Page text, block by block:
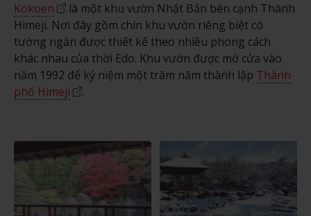
Kokoen
là một khu vườn Nhật Bản bên cạnh Thành
Himeji. Nơi đây gồm chín khu vườn riêng biệt có
tường ngăn được thiết kế theo nhiều phong cách
khác nhau của thời Edo. Khu vườn được mở cửa vào
năm 1992 để kỷ niệm một trăm năm thành lập Thành
phố Himeji
.